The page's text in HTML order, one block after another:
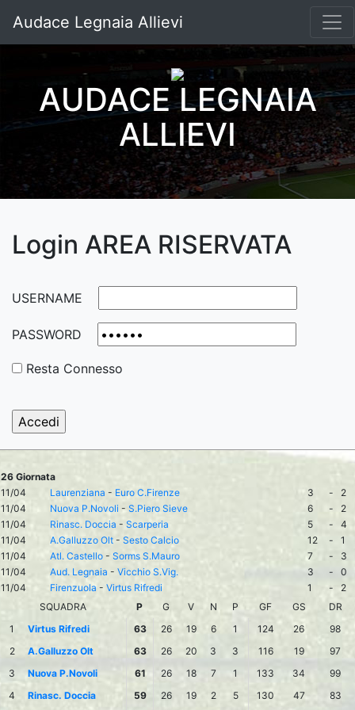
Audace Legnaia Allievi
AUDACE LEGNAIA
ALLIEVI
Login AREA RISERVATA
USERNAME
PASSWORD
Resta Connesso
26 Giornata
11/04
Laurenziana - Euro C.Firenze 3 -
2
11/04
Nuova P.Novoli - S.Piero Sieve 6 -
2
11/04
Rinasc. Doccia - Scarperia 5 -
4
11/04
A.Galluzzo Olt - Sesto Calcio 12 -
1
11/04
Atl. Castello - Sorms S.Mauro 7 -
3
11/04
Aud. Legnaia - Vicchio S.Vig. 3 -
0
11/04
Firenzuola - Virtus Rifredi 1 -
2
SQUADRA
P G V N P GF GS
DR
1
Virtus Rifredi 63 26 19 6 1 124 26
98
2
A.Galluzzo Olt 63 26 20 3 3 116 19
97
3
Nuova P.Novoli 61 26 18 7 1 133 34
99
4
Rinasc. Doccia 59 26 19 2 5 130 47 83